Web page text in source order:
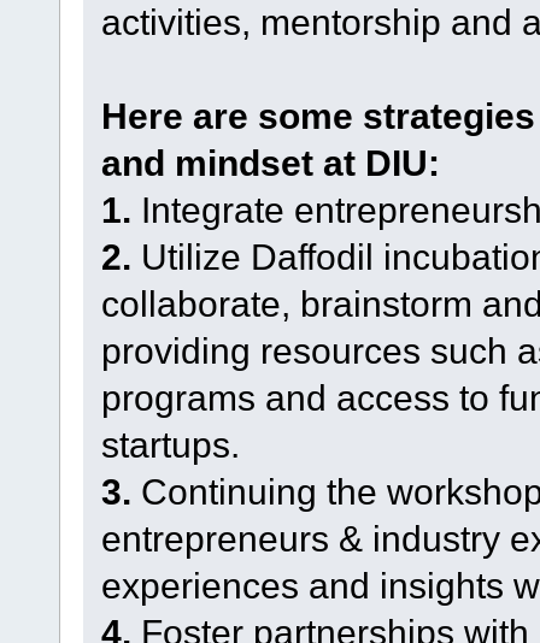
activities, mentorship and
Here are some
and mindset at DIU:
1. Integrate
2. Utilize Daffodil
collaborate, brainstorm
providing resources such
programs and access to
startups.
3. Continuing the
entrepreneurs & industry
experiences and insights
4. Foster partnerships